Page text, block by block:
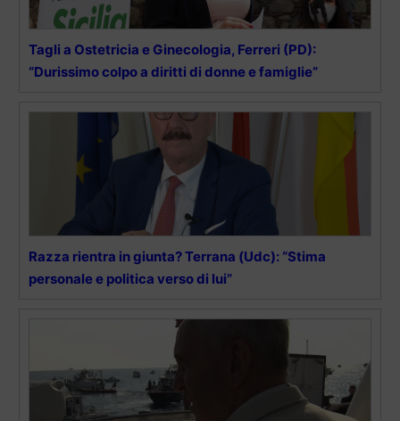
Tagli a Ostetricia e Ginecologia, Ferreri (PD):
“Durissimo colpo a diritti di donne e famiglie”
Razza rientra in giunta? Terrana (Udc): “Stima
personale e politica verso di lui”